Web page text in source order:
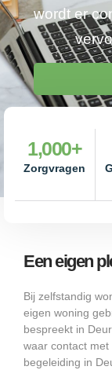
wordt er
Zorgvragen
1,000+
Een eigen
Bij zelfstandig
eigen woning
bespreekt in
waar contact
begeleiding in